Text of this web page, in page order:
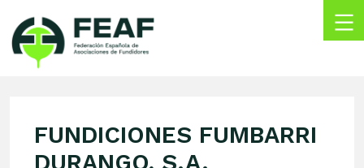
content
Asociaciones
Fundidores
FUNDICIONES FUMBARRI
DURANGO, S.A.